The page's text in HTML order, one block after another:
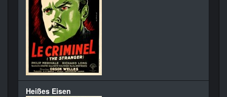
Heißes Eisen